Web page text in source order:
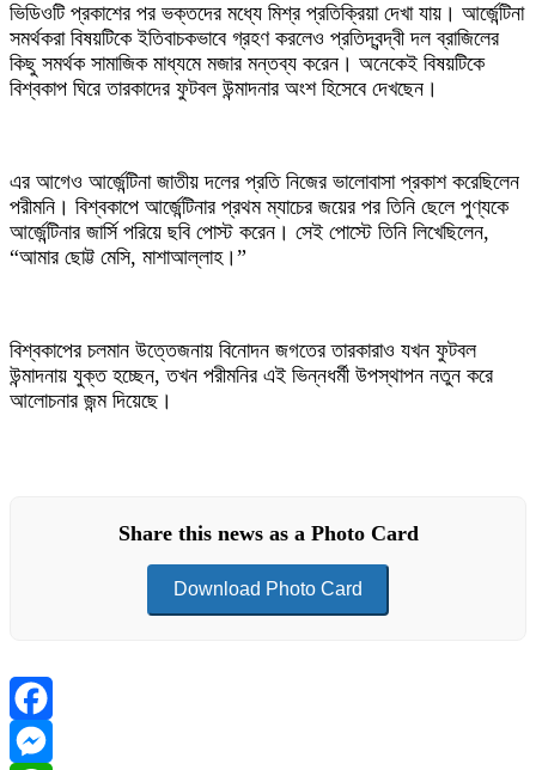
ভিডিওটি প্রকাশের পর ভক্তদের মধ্যে মিশ্র প্রতিক্রিয়া দেখা যায়। আর্জেন্টিনা
সমর্থকরা বিষয়টিকে ইতিবাচকভাবে গ্রহণ করলেও প্রতিদ্বন্দ্বী দল ব্রাজিলের
কিছু সমর্থক সামাজিক মাধ্যমে মজার মন্তব্য করেন। অনেকেই বিষয়টিকে
বিশ্বকাপ ঘিরে তারকাদের ফুটবল উন্মাদনার অংশ হিসেবে দেখছেন।
এর আগেও আর্জেন্টিনা জাতীয় দলের প্রতি নিজের ভালোবাসা প্রকাশ করেছিলেন
পরীমনি। বিশ্বকাপে আর্জেন্টিনার প্রথম ম্যাচের জয়ের পর তিনি ছেলে পুণ্যকে
আর্জেন্টিনার জার্সি পরিয়ে ছবি পোস্ট করেন। সেই পোস্টে তিনি লিখেছিলেন,
“আমার ছোট্ট মেসি, মাশাআল্লাহ।”
বিশ্বকাপের চলমান উত্তেজনায় বিনোদন জগতের তারকারাও যখন ফুটবল
উন্মাদনায় যুক্ত হচ্ছেন, তখন পরীমনির এই ভিন্নধর্মী উপস্থাপন নতুন করে
আলোচনার জন্ম দিয়েছে।
Share this news as a Photo Card
Download Photo Card
Facebook